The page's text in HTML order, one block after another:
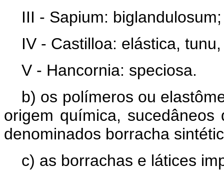
III - Sapium: biglandulosum;
IV - Castilloa: elástica,
V - Hancornia: speciosa.
b) os polímeros ou
origem química,
denominados borracha
c) as borrachas e látices